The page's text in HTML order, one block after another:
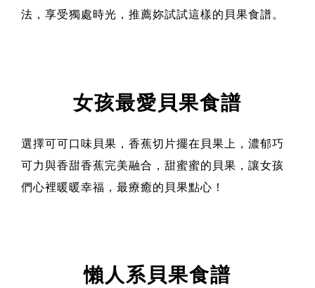
法，享受獨處時光，推薦妳試試這樣的貝果食譜。
女孩最愛貝果食譜
選擇可可口味貝果，香蕉切片擺在貝果上，濃郁巧
可力與香甜香蕉完美融合，甜蜜蜜的貝果，讓女孩
們心裡暖暖幸福，最療癒的貝果點心！
懶人系貝果食譜